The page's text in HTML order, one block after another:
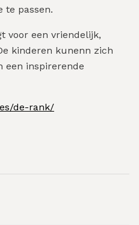
te passen.
voor een vriendelijk,
kinderen kunenn zich
een inspirerende
de-rank/